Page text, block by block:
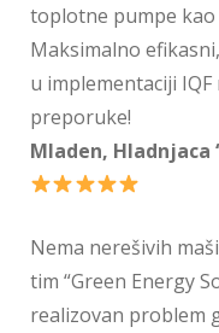
toplotne pumpe kao
Maksimalno
u implementaciji
preporuke!
Mladen, Hladnjaca
Nema nerešivih
tim “Green Energy
realizovan problem